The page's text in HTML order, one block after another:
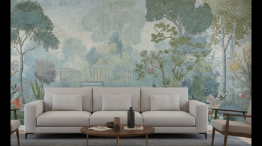
Die Präferenz für biophiles Design in den diesjährigen Trends ist
auch eine natürliche Folge der jüngsten Zeit der
Selbstisolation. Von zu Hause aus zu arbeiten, das Fehlen von
direktem zwischenmenschlichem Kontakt und lange
Zeiträume, die in Innenräumen verbracht wurden, verstärkten
das Bedürfnis nach Verbindung mit unendlichen grünen
Räumen. Gefangen im urbanen Dschungel waren die
Menschen nie weiter von der Natur entfernt. Aber in einer
scheinbar schlechten Situation gibt es immer etwas Gutes. Mit
weniger sozialen Ablenkungen, allein, im Haus ihrer eigenen
Intimität tauchten immer mehr Menschen tief in die Bereiche
ihrer inneren Welt ein. Sie verwandelten ihre Häuser in sichere